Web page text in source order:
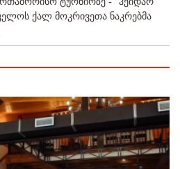
ქალ მოკრივეთა ნაკრებმა